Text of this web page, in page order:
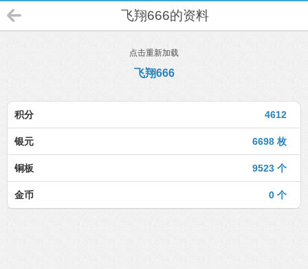
飞翔666的资料
点击重新加载
飞翔666
4612
积分
6698 枚
银元
9523 个
铜板
0 个
金币